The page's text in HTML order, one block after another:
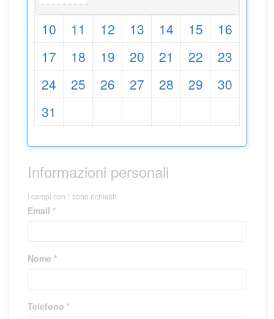
10 11 12 13 14 15
16
17
18 19 20 21 22
23
24
25 26 27 28 29
30
31
Informazioni personali
I campi con * sono richiesti
Email *
Nome *
Telefono *